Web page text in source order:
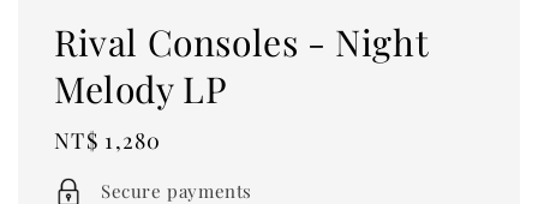
Rival Consoles - Night
Melody LP
Regular
price
NT$ 1,280
Secure payments